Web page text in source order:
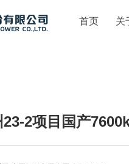
首页 关
2项目国产